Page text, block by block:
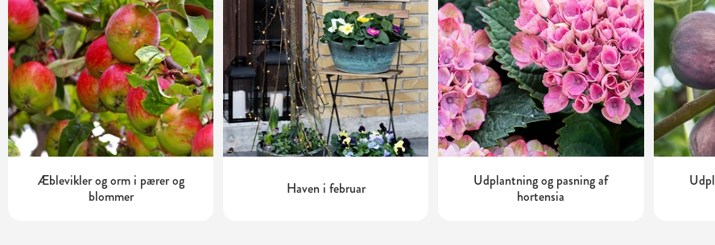
Æblevikler og orm i pærer og
blommer
Haven i februar
Udplantning og pasning af
hortensia